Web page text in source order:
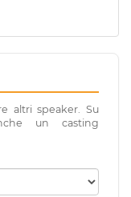
altri speaker. Su
un casting